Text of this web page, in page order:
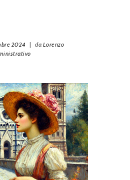
2024 | da Lorenzo